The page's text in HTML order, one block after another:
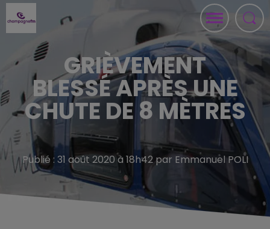
GRIÈVEMENT
BLESSÉ APRÈS UNE
CHUTE DE 8 MÈTRES
Publié : 31 août 2020 à 18h42 par Emmanuel POLI